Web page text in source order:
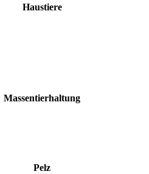
Haustiere
Massentierhaltung
Pelz